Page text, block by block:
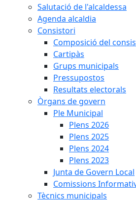
Salutació de l'alcaldessa
Agenda alcaldia
Consistori
Composició del
Cartipàs
Grups municipals
Pressupostos
Resultats electorals
Òrgans de govern
Ple Municipal
Plens 2026
Plens 2025
Plens 2024
Plens 2023
Junta de Govern Local
Comissions
Tècnics municipals